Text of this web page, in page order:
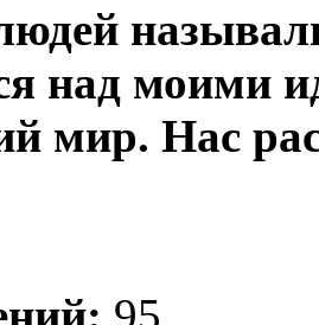
над моими
мир. Нас
95